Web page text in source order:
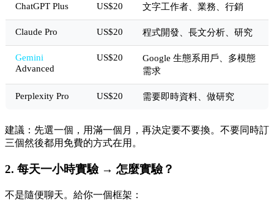
ChatGPT Plus US$20 文字工作者、業務、行銷
Claude Pro US$20 程式開發、長文分析、研究
Gemini
Advanced
US$20
Google 生態系用戶、多模態
需求
Perplexity Pro US$20 需要即時資料、做研究
建議：先選一個，用滿一個月，再決定要不要換。不要同時訂
三個然後都用免費的方式在用。
2. 每天一小時實驗 → 怎麼實驗？
不是隨便聊天。給你一個框架：